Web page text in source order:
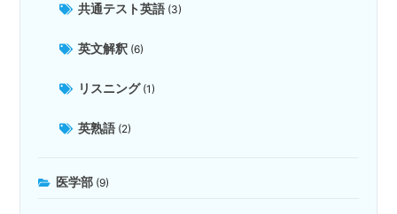
共通テスト英語 (3)
英文解釈 (6)
リスニング(1)
英熟語 (2)
医学部 (9)